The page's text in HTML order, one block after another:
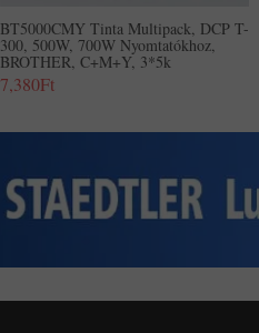
BT5000CMY Tinta Multipack, DCP T-
300, 500W, 700W Nyomtatókhoz,
BROTHER, C+m+y, 3*5k
7,380Ft